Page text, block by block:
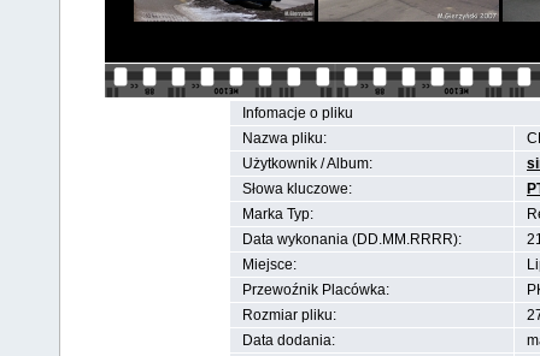
Infomacje o pliku
Nazwa pliku:
Użytkownik / Album:
Słowa kluczowe:
Marka Typ:
Data wykonania (DD.MM.RRRR):
Miejsce:
Przewoźnik Placówka:
Rozmiar pliku:
Data dodania: